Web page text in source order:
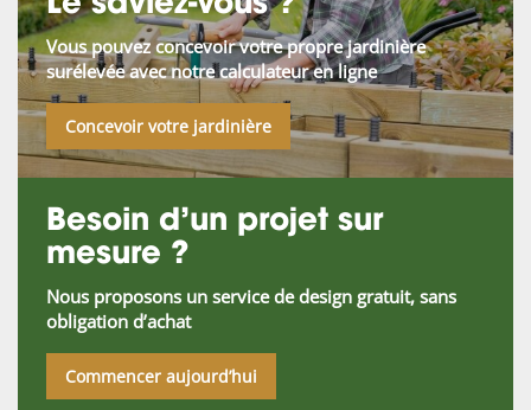
Vous pouvez concevoir votre propre jardinière
surélevée avec notre calculateur en ligne
Concevoir votre jardinière
Besoin d’un projet sur
mesure ?
Nous proposons un service de design gratuit, sans
obligation d’achat
Commencer aujourd’hui